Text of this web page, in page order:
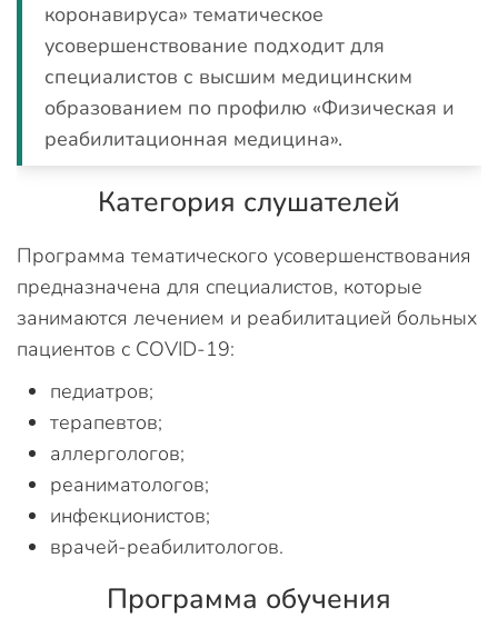
коронавируса» тематическое
усовершенствование подходит для
специалистов с высшим медицинским
образованием по профилю «Физическая и
реабилитационная медицина».
Категория слушателей
Программа тематического усовершенствования
предназначена для специалистов, которые
занимаются лечением и реабилитацией больных
пациентов с COVID-19:
педиатров;
терапевтов;
аллергологов;
реаниматологов;
инфекционистов;
врачей-реабилитологов.
Программа обучения